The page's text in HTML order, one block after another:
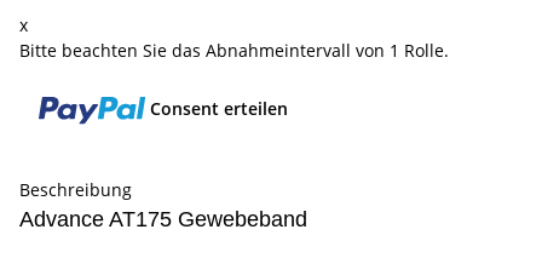
x
Bitte beachten Sie das Abnahmeintervall von 1 Rolle.
Consent erteilen
Beschreibung
Advance AT175 Gewebeband